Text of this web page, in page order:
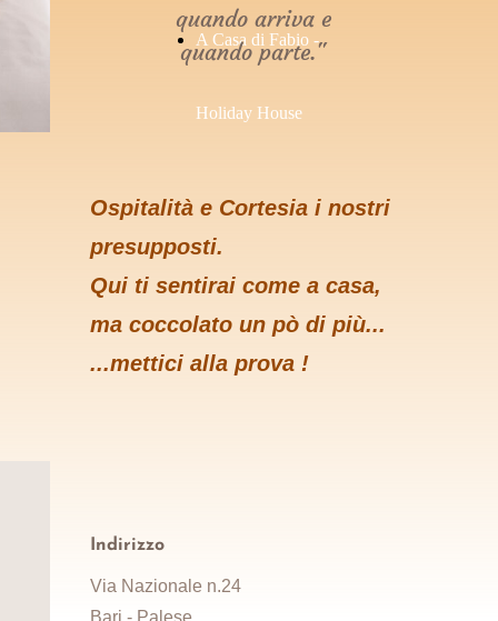
quando arriva e
quando parte."
A Casa di Fabio -
Holiday House
Ospitalità e Cortesia i nostri
presupposti.
Qui ti sentirai come a casa,
ma coccolato un pò di più...
...mettici alla prova !
Indirizzo
Via Nazionale n.24
Bari - Palese